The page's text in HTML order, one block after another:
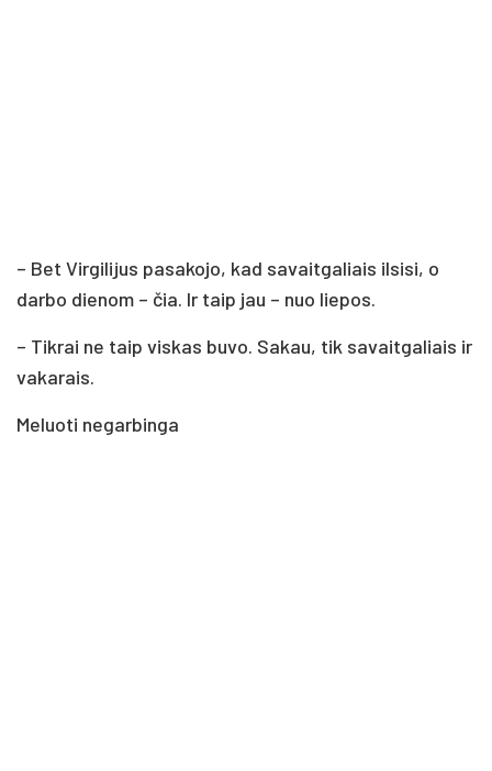
– Bet Vir­gi­li­jus pa­sa­ko­jo, kad sa­vait­ga­liais il­si­si, o
dar­bo die­nom – čia. Ir taip jau – nuo lie­pos.
– Tik­rai ne taip vis­kas bu­vo. Sa­kau, tik sa­vait­ga­liais ir
va­ka­rais.
Me­luo­ti ne­gar­bin­ga